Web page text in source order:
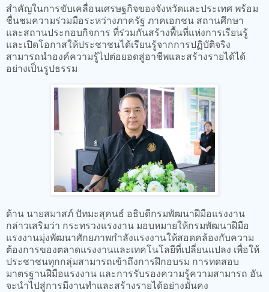
สำคัญในการขับเคลื่อนเศรษฐกิจของจังหวัดและประเทศ พร้อม
ชื่นชมความร่วมมือระหว่างภาครัฐ ภาคเอกชน สถานศึกษา
และสถานประกอบกิจการ ที่ร่วมกันสร้างพื้นที่แห่งการเรียนรู้
และเปิดโอกาสให้ประชาชนได้เรียนรู้จากการปฏิบัติจริง
สามารถนำองค์ความรู้ไปต่อยอดสู่อาชีพและสร้างรายได้ได้
อย่างเป็นรูปธรรม
ด้าน นายสมาสภ์ ปัทมะสุคนธ์ อธิบดีกรมพัฒนาฝีมือแรงงาน
กล่าวเสริมว่า กระทรวงแรงงาน มอบหมายให้กรมพัฒนาฝีมือ
แรงงานมุ่งพัฒนาศักยภาพกำลังแรงงานให้สอดคล้องกับความ
ต้องการของตลาดแรงงานและเทคโนโลยีที่เปลี่ยนแปลง เพื่อให้
ประชาชนทุกกลุ่มสามารถเข้าถึงการฝึกอบรม การทดสอบ
มาตรฐานฝีมือแรงงาน และการรับรองความรู้ความสามารถ อัน
จะนำไปสู่การมีงานทำและสร้างรายได้อย่างมั่นคง